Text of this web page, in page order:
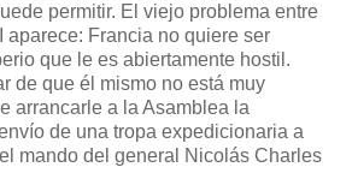
permitir. El viejo problema entre
aparece: Francia no quiere ser
que le es abiertamente hostil.
de que él mismo no está muy
arrancarle a la Asamblea la
de una tropa expedicionaria a
mando del general Nicolás Charles